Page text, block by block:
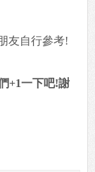
友自行參考!
+1一下吧!謝